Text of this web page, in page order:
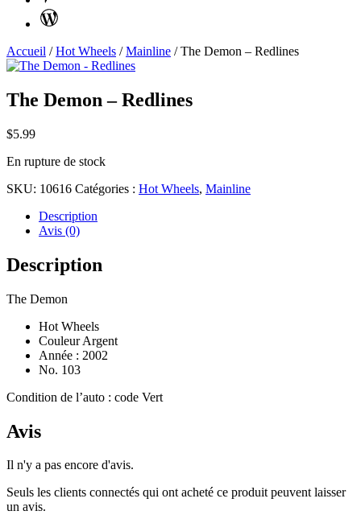
WordPress
Accueil /Hot Wheels /Mainline / The Demon – Redlines
The Demon – Redlines
$5.99
En rupture de stock
SKU: 10616 Catégories : Hot Wheels, Mainline
Description
Avis (0)
Description
The Demon
Hot Wheels
Couleur Argent
Année : 2002
No. 103
Condition de l’auto : code Vert
Avis
Il n'y a pas encore d'avis.
Seuls les clients connectés qui ont acheté ce produit peuvent laisser
un avis.